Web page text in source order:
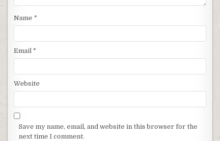
Name *
Email *
Website
Save my name, email, and website in this browser for the
next time I comment.